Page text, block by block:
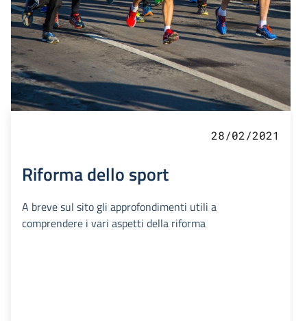
28/02/2021
Riforma dello sport
A breve sul sito gli approfondimenti utili a
comprendere i vari aspetti della riforma